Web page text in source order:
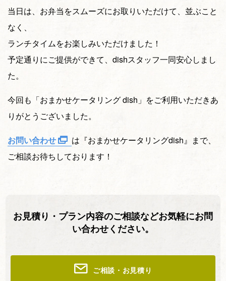
当日は、お弁当をスムーズにお取りいただけて、並ぶこと
なく、
ランチタイムをお楽しみいただけました！
予定通りにご提供ができて、dishスタッフ一同安心しまし
た。
今回も「おまかせケータリング dish」をご利用いただきあ
りがとうございました。
お問い合わせ
は『おまかせケータリングdish』まで、
ご相談お待ちしております！
お見積り・プラン内容のご相談などお気軽にお問
い合わせください。
ご相談・お見積り